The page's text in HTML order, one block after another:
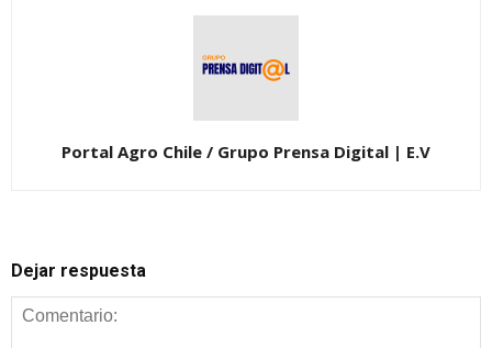
Portal Agro Chile / Grupo Prensa Digital | E.V
Dejar respuesta